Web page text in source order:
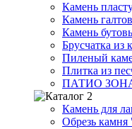
Камень
Камень
Камень
Брусчатка из
Пиленый
Плитка из
ПАТИО
Камень для
Обрезь